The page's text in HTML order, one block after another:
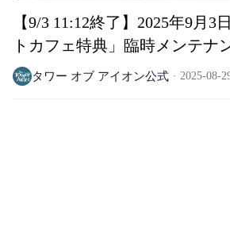
【9/3 11:12終了】2025年9月3
トカフェ特典」臨時メンテナ
タワー オブ アイオン公式 2025-08-